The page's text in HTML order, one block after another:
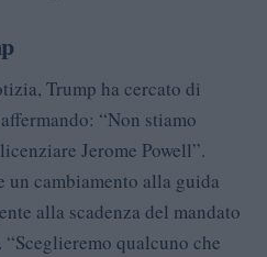
Trump ha cercato di
“Non stiamo
Jerome Powell”.
un cambiamento alla guida
alla scadenza del mandato
qualcuno che